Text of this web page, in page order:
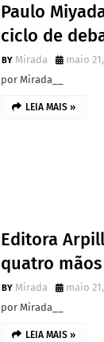
Paulo
ciclo de
Mirada
maio
por Mirada__
LEIA MAIS »
Editora
quatro mãos
Mirada
maio
por Mirada__
LEIA MAIS »